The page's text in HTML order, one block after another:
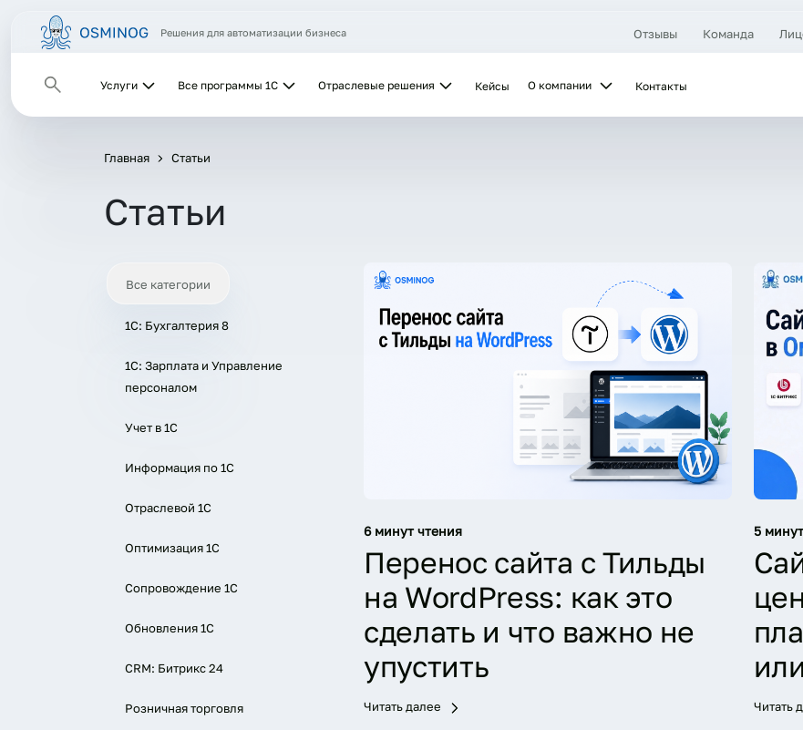
Решения для автоматизации бизнеса Отзывы Команда
Услуги Все программы 1С Отраслевые решения Кейсы О компании Контакты
Главная Статьи
Статьи
Все категории
1С: Бухгалтерия 8
1C: Зарплата и Управление
персоналом
Учет в 1С
Информация по 1С
Отраслевой 1С
Оптимизация 1С
Сопровождение 1С
Обновления 1С
CRM: Битрикс 24
Розничная торговля
6 минут чтения
Перенос сайта с Тильды
на WordPress: как это
сделать и что важно не
упустить
Читать далее
5
Читать